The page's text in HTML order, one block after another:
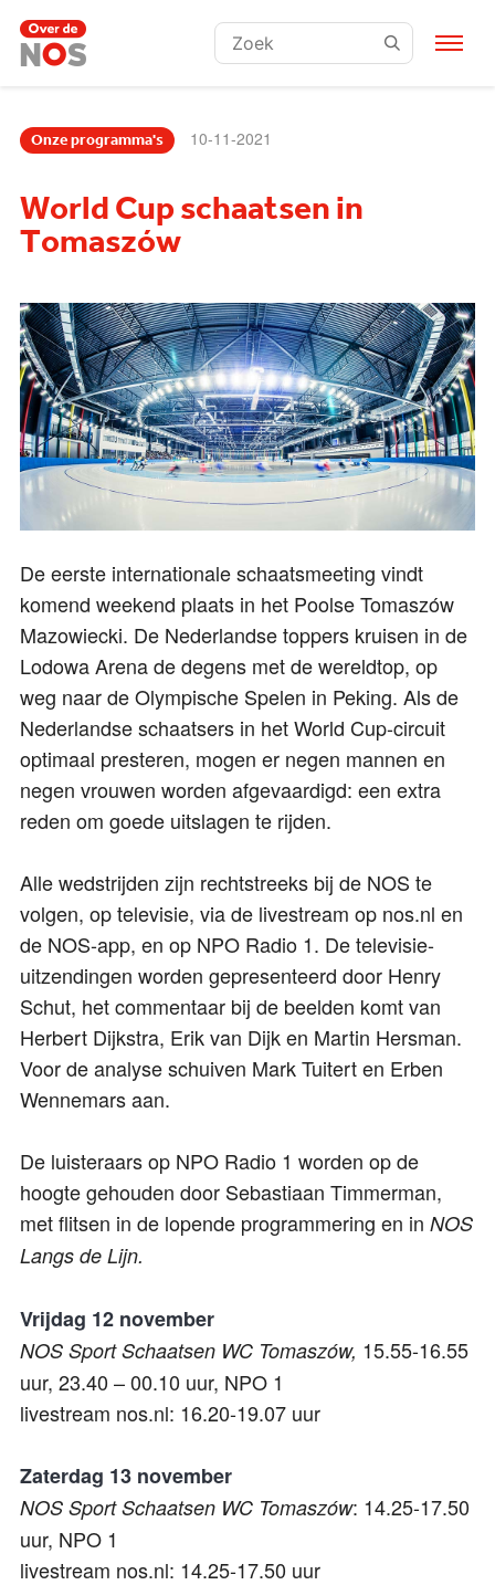
Zoeken:
Onze programma's 10-11-2021
World Cup schaatsen in
Tomaszów
De eerste internationale schaatsmeeting vindt
komend weekend plaats in het Poolse Tomaszów
Mazowiecki. De Nederlandse toppers kruisen in de
Lodowa Arena de degens met de wereldtop, op
weg naar de Olympische Spelen in Peking. Als de
Nederlandse schaatsers in het World Cup-circuit
optimaal presteren, mogen er negen mannen en
negen vrouwen worden afgevaardigd: een extra
reden om goede uitslagen te rijden.
Alle wedstrijden zijn rechtstreeks bij de NOS te
volgen, op televisie, via de livestream op nos.nl en
de NOS-app, en op NPO Radio 1. De televisie-
uitzendingen worden gepresenteerd door Henry
Schut, het commentaar bij de beelden komt van
Herbert Dijkstra, Erik van Dijk en Martin Hersman.
Voor de analyse schuiven Mark Tuitert en Erben
Wennemars aan.
De luisteraars op NPO Radio 1 worden op de
hoogte gehouden door Sebastiaan Timmerman,
met flitsen in de lopende programmering en in NOS
Langs de Lijn.
Vrijdag 12 november
NOS Sport Schaatsen WC Tomaszów, 15.55-16.55
uur, 23.40 – 00.10 uur, NPO 1
livestream nos.nl: 16.20-19.07 uur
Zaterdag 13 november
NOS Sport Schaatsen WC Tomaszów: 14.25-17.50
uur, NPO 1
livestream nos.nl: 14.25-17.50 uur